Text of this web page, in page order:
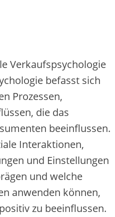
Verkaufspsychologie
befasst sich
Prozessen,
die das
beeinflussen.
Interaktionen,
und Einstellungen
und welche
anwenden können,
zu beeinflussen.